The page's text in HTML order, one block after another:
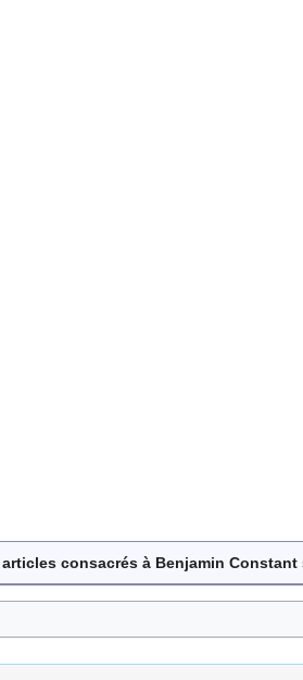
articles consacrés à Benjamin Constant